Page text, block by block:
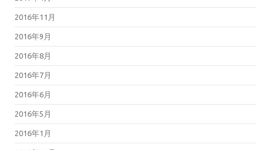
2016年11月
2016年9月
2016年8月
2016年7月
2016年6月
2016年5月
2016年1月